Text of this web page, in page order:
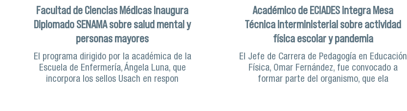
Facultad de Ciencias Médicas inaugura
Diplomado SENAMA sobre salud mental y
personas mayores
El programa dirigido por la académica de la
Escuela de Enfermería, Ángela Luna, que
incorpora los sellos Usach en respon
Académico de ECIADES integra Mesa
Técnica interministerial sobre actividad
física escolar y pandemia
El Jefe de Carrera de Pedagogía en Educación
Física, Omar Fernández, fue convocado a
formar parte del organismo, que ela